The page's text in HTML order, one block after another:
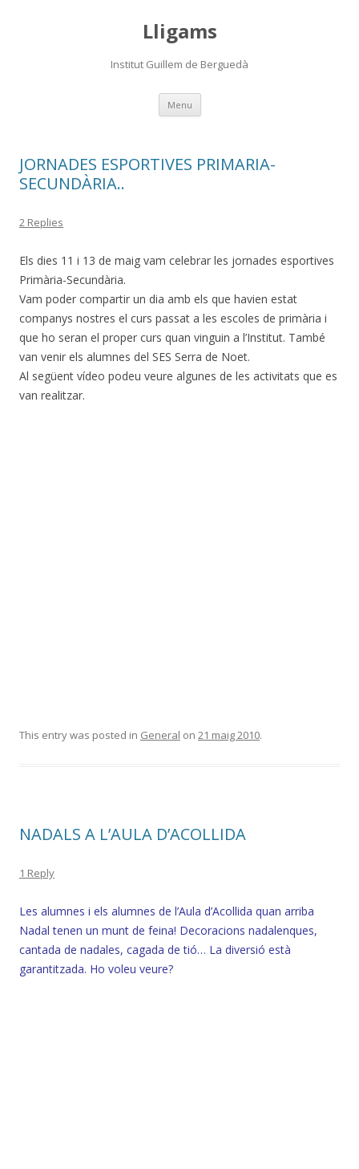
Lligams
Institut Guillem de Berguedà
Menu Skip
content
JORNADES ESPORTIVES PRIMARIA-
SECUNDÀRIA..
2 Replies
Els dies 11 i 13 de maig vam celebrar les jornades esportives
Primària-Secundària.
Vam poder compartir un dia amb els que havien estat
companys nostres el curs passat a les escoles de primària i
que ho seran el proper curs quan vinguin a l’Institut. També
van venir els alumnes del SES Serra de Noet.
Al següent vídeo podeu veure algunes de les activitats que es
van realitzar.
This entry was posted in General on 21 maig 2010.
NADALS A L’AULA D’ACOLLIDA
1 Reply
Les alumnes i els alumnes de l’Aula d’Acollida quan arriba
Nadal tenen un munt de feina! Decoracions nadalenques,
cantada de nadales, cagada de tió… La diversió està
garantitzada. Ho voleu veure?